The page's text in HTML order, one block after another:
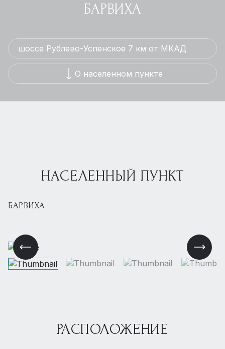
БАРВИХА
шоссе Рублево-Успенское 7 км от МКАД
О населенном пункте
НАСЕЛЕННЫЙ ПУНКТ
БАРВИХА
РАСПОЛОЖЕНИЕ